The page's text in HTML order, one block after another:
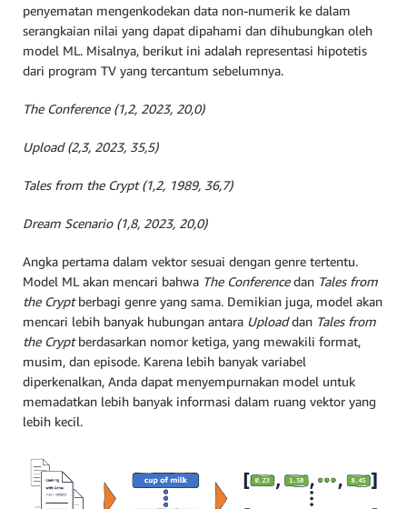
penyematan mengenkodekan data non-numerik ke dalam
serangkaian nilai yang dapat dipahami dan dihubungkan oleh
model ML. Misalnya, berikut ini adalah representasi hipotetis
dari program TV yang tercantum sebelumnya.
The Conference (1,2, 2023, 20,0)
Upload (2,3, 2023, 35,5)
Tales from the Crypt (1,2, 1989, 36,7)
Dream Scenario (1,8, 2023, 20,0)
Angka pertama dalam vektor sesuai dengan genre tertentu.
Model ML akan mencari bahwa The Conferencedan Tales from
the Cryptberbagi genre yang sama. Demikian juga, model akan
mencari lebih banyak hubungan antara Uploaddan Tales from
the Cryptberdasarkan nomor ketiga, yang mewakili format,
musim, dan episode. Karena lebih banyak variabel
diperkenalkan, Anda dapat menyempurnakan model untuk
memadatkan lebih banyak informasi dalam ruang vektor yang
lebih kecil.